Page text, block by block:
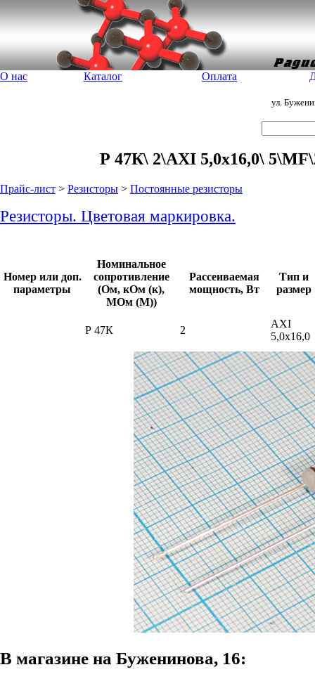
О нас Каталог Оплата
ул.
Р 47К\ 2\AXI 5,0x16,0\
Прайс-лист > Резисторы > Постоянные резисторы
Резисторы. Цветовая маркировка.
Номер или доп.
параметры
Номинальное
сопротивление
(Ом, кОм (к),
МОм (М))
Рассеиваемая
мощность, Вт
Тип и
размер
Р 47К 2
AXI
5,0x16,0
В магазине на Буженинова, 16: